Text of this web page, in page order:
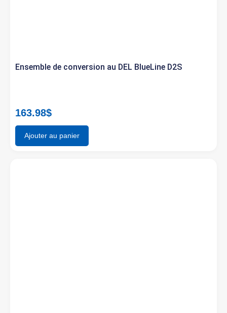
Ensemble de conversion au DEL BlueLine D2S
163.98$
Ajouter au panier